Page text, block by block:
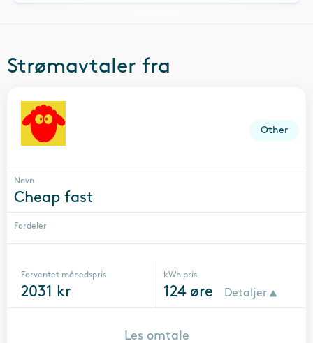
Strømavtaler fra
Other
Navn
Cheap fast
Fordeler
Forventet månedspris
2031 kr
kWh pris
124øre Detaljer
Les omtale